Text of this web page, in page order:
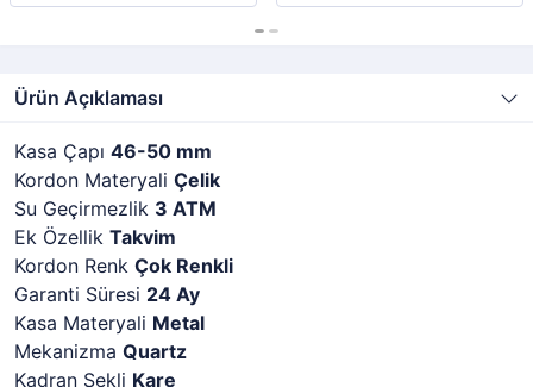
Ürün Açıklaması
Kasa Çapı 46-50 mm
Kordon Materyali Çelik
Su Geçirmezlik 3 ATM
Ek Özellik Takvim
Kordon Renk Çok Renkli
Garanti Süresi 24 Ay
Kasa Materyali Metal
Mekanizma Quartz
Kadran Şekli Kare